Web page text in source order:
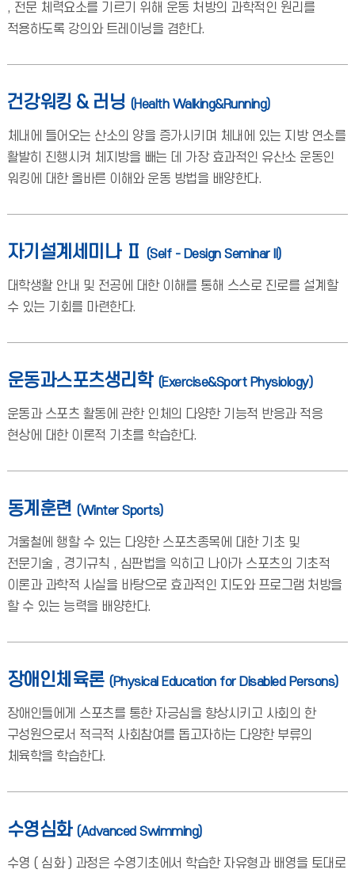
, 전문 체력요소를 기르기 위해 운동 처방의 과학적인 원리를
적용하도록 강의와 트레이닝을 겸한다.
건강워킹 & 러닝 (Health Walking&Running)
체내에 들어오는 산소의 양을 증가시키며 체내에 있는 지방 연소를
활발히 진행시켜 체지방을 빼는 데 가장 효과적인 유산소 운동인
워킹에 대한 올바른 이해와 운동 방법을 배양한다.
자기설계세미나 Ⅱ (Self - Design Seminar II)
대학생활 안내 및 전공에 대한 이해를 통해 스스로 진로를 설계할
수 있는 기회를 마련한다.
운동과스포츠생리학 (Exercise&Sport Physiology)
운동과 스포츠 활동에 관한 인체의 다양한 기능적 반응과 적응
현상에 대한 이론적 기초를 학습한다.
동계훈련 (Winter Sports)
겨울철에 행할 수 있는 다양한 스포츠종목에 대한 기초 및
전문기술 , 경기규칙 , 심판법을 익히고 나아가 스포츠의 기초적
이론과 과학적 사실을 바탕으로 효과적인 지도와 프로그램 처방을
할 수 있는 능력을 배양한다.
장애인체육론 (Physical Education for Disabled Persons)
장애인들에게 스포츠를 통한 자긍심을 향상시키고 사회의 한
구성원으로서 적극적 사회참여를 돕고자하는 다양한 부류의
체육학을 학습한다.
수영심화 (Advanced Swimming)
수영 ( 심화 ) 과정은 수영기초에서 학습한 자유형과 배영을 토대로